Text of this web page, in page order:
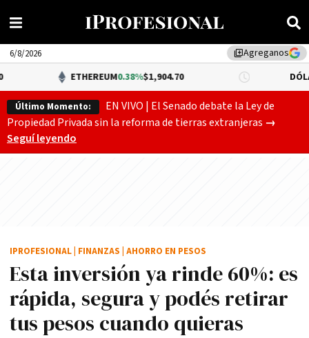
library_addAgreganos
6/8/2026
ETHEREUM0.38%$1,904.70 DÓLAR BNA 0.34%
Último Momento:
EN VIVO | El Senado debate la Ley de
Propiedad Privada sin la reforma de tierras extranjeras →
Seguí leyendo
Esta inversión ya rinde 60%: es
rápida, segura y podés retirar
tus pesos cuando quieras
IPROFESIONAL FINANZAS AHORRO EN PESOS